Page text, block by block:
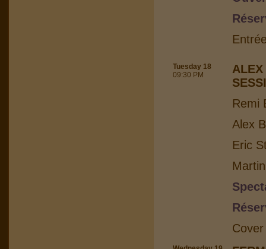
Tuesday 18
09:30 PM
Remi
Alex
Eric